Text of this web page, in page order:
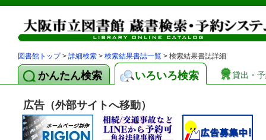
図書館トップ> 詳細検索 > 検索結果書誌一覧 > 検索結果書誌詳細
かんたん検索 いろいろ検索 貸出・
広告（外部サイトへ移動）